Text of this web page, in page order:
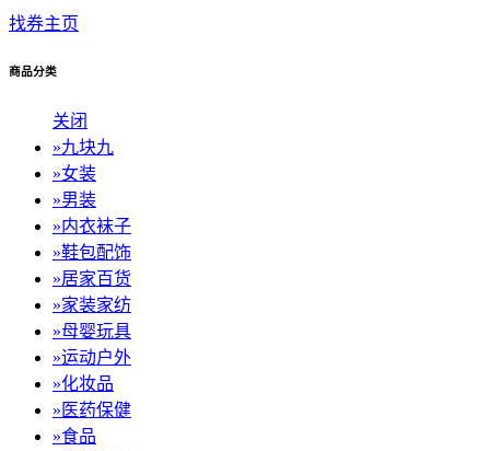
找券主页
商品分类
关闭
»九块九
»女装
»男装
»内衣袜子
»鞋包配饰
»居家百货
»家装家纺
»母婴玩具
»运动户外
»化妆品
» 医药保健
»食品